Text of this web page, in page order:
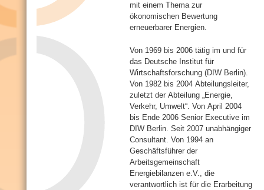
R
e
i
e
r
)
mit einem Thema zur
ökonomischen Bewertung
erneuerbarer Energien.
Von 1969 bis 2006 tätig im und für
das Deutsche Institut für
Wirtschaftsforschung (DIW Berlin).
Von 1982 bis 2004 Abteilungsleiter,
zuletzt der Abteilung „Energie,
Verkehr, Umwelt“. Von April 2004
bis Ende 2006 Senior Executive im
DIW Berlin. Seit 2007 unabhängiger
Consultant. Von 1994 an
Geschäftsführer der
Arbeitsgemeinschaft
Energiebilanzen e.V., die
verantwortlich ist für die Erarbeitung